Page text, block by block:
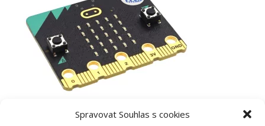
Spravovat Souhlas s cookies